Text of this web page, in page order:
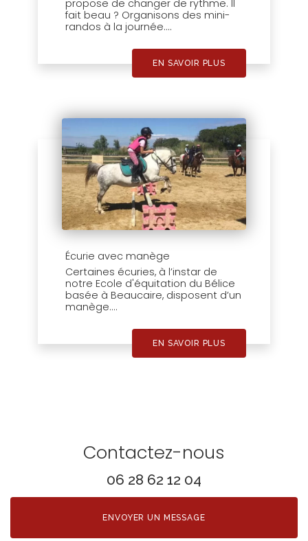
propose de changer de rythme. Il
fait beau ? Organisons des mini-
randos à la journée....
EN SAVOIR PLUS
Écurie avec manège
Certaines écuries, à l’instar de
notre Ecole d'équitation du Bélice
basée à Beaucaire, disposent d’un
manège....
EN SAVOIR PLUS
Contactez-nous
06 28 62 12 04
ENVOYER UN MESSAGE